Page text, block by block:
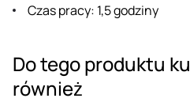
Czas pracy: 1,5 godziny
Do tego produktu
również